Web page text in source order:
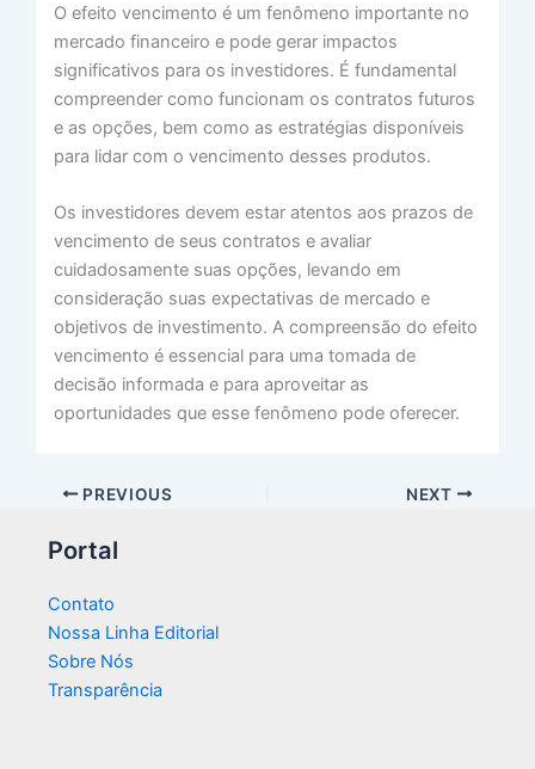
O efeito vencimento é um fenômeno importante no
mercado financeiro e pode gerar impactos
significativos para os investidores. É fundamental
compreender como funcionam os contratos futuros
e as opções, bem como as estratégias disponíveis
para lidar com o vencimento desses produtos.
Os investidores devem estar atentos aos prazos de
vencimento de seus contratos e avaliar
cuidadosamente suas opções, levando em
consideração suas expectativas de mercado e
objetivos de investimento. A compreensão do efeito
vencimento é essencial para uma tomada de
decisão informada e para aproveitar as
oportunidades que esse fenômeno pode oferecer.
PREVIOUS NEXT
Portal
Contato
Nossa Linha Editorial
Sobre Nós
Transparência​